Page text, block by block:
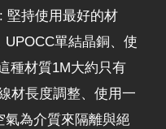
堅持使用最好的材
單結晶銅、使
種材質1M大約只有
材長度調整、使用一
為介質來隔離與絕